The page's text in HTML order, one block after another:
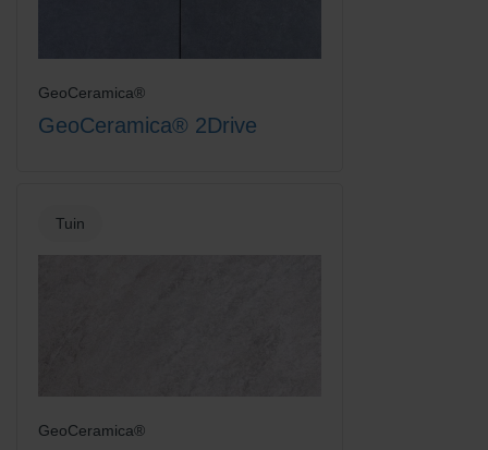
GeoCeramica®
GeoCeramica® 2Drive
Tuin
GeoCeramica®